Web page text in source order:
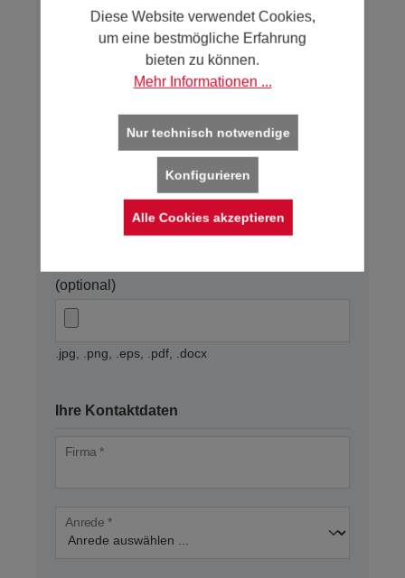
vollflächig bedruckt
(optional)
.jpg, .png, .eps, .pdf, .docx
Ihre Kontaktdaten
Firma *
Anrede *
Diese Website verwendet Cookies,
um eine bestmögliche Erfahrung
bieten zu können.
Mehr Informationen ...
Nur technisch notwendige
Konfigurieren
Alle Cookies akzeptieren